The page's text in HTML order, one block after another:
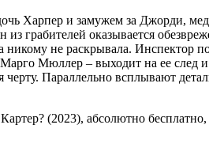
Харпер и замужем за Джорди,
грабителей оказывается
не раскрывала. Инспектор
Мюллер – выходит на ее след
черту. Параллельно всплывают
(2023), абсолютно